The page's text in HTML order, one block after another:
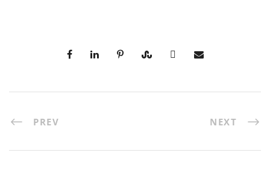
PREV NEXT